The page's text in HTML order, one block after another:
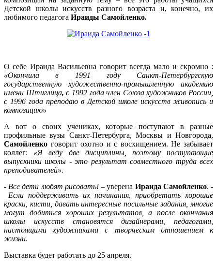
Детской школы искусств разного возраста и, конечно, их
любимого педагога Ираиды Самойленко.
О себе Ираида Васильевна говорит всегда мало и скромно :
«Окончила в 1991 году Санкт-Петербургскую
государственную художественно-промышленную академию
имени Штиглица,с 1992 года член Союза художников России,
с 1996 года преподаю в Детской школе искусств живопись и
композицию»
А вот о своих учениках, которые поступают в разные
профильные вузы Санкт-Петербурга, Москвы и Новгорода,
Самойленко говорит охотно и с восхищением. Не забывает
коллег: «Я веду две дисциплины, поэтому поступающие
выпускники школы - это результат совместного труда всех
преподавателей».
- Все дети любят рисовать!– уверена Ираида Самойленко. -
Если поддерживать их начинания, приобретать хорошие
краски, кисти, давать интересные посильные задания, многие
могут добиться хороших результатов, а после окончания
школы искусств становятся дизайнерами, педагогами,
настоящими художниками с творческим отношением к
жизни.
Выставка будет работать до 25 апреля.